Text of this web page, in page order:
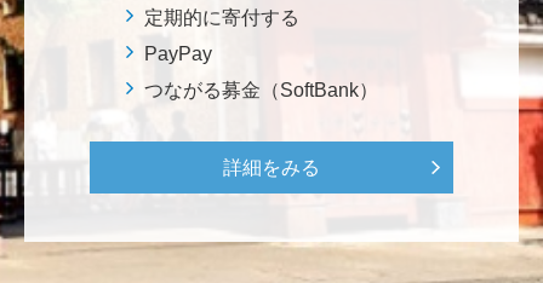
世界に貢献を！
定期的に寄付する
PayPay
つながる募金（SoftBank）
詳細をみる